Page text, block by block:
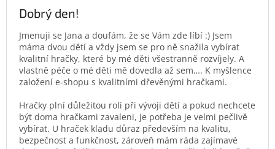
Dobrý den!
Jmenuji se Jana a doufám, že se Vám zde líbí :) Jsem
máma dvou dětí a vždy jsem se pro ně snažila vybírat
kvalitní hračky, které by mé děti všestranně rozvíjely. A
vlastně péče o mé děti mě dovedla až sem…. K myšlence
založení e-shopu s kvalitními dřevěnými hračkami.
Hračky plní důležitou roli při vývoji dětí a pokud nechcete
být doma hračkami zavaleni, je potřeba je velmi pečlivě
vybírat. U hraček kladu důraz především na kvalitu,
bezpečnost a funkčnost, zároveň mám ráda zajímavé